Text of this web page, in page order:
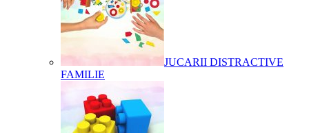
JUCARII DISTRACTIVE
FAMILIE